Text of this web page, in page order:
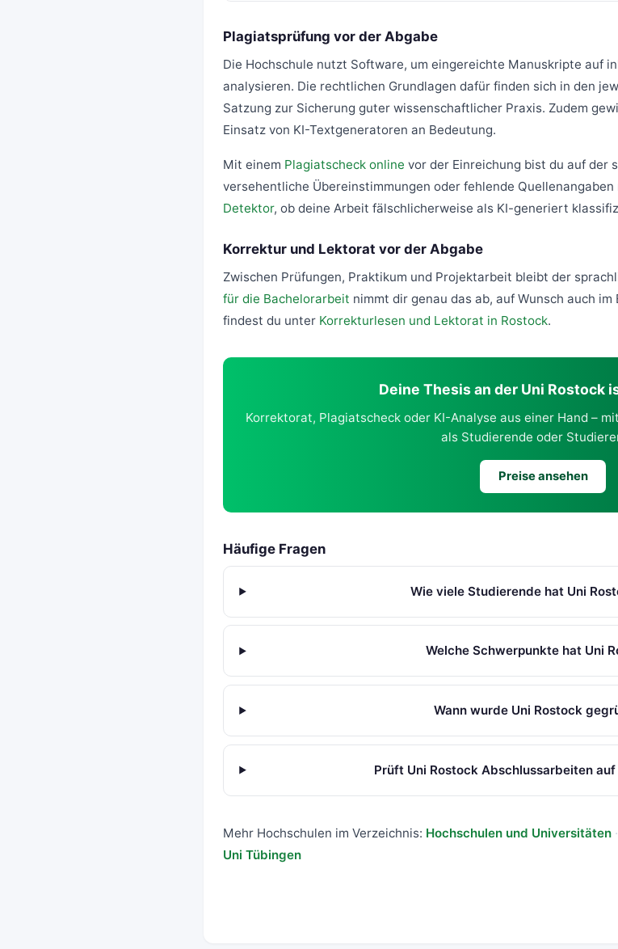
Plagiatsprüfung vor der Abgabe
Die Hochschule nutzt Software, um eingereichte Manuskripte auf
analysieren. Die rechtlichen Grundlagen dafür finden sich in den
Satzung zur Sicherung guter wissenschaftlicher Praxis. Zudem
Einsatz von KI-Textgeneratoren an Bedeutung.
Mit einem Plagiatscheck online vor der Einreichung bist du auf der
versehentliche Übereinstimmungen oder fehlende
Detektor, ob deine Arbeit fälschlicherweise als KI-generiert
Korrektur und Lektorat vor der Abgabe
Zwischen Prüfungen, Praktikum und Projektarbeit bleibt der
für die Bachelorarbeit nimmt dir genau das ab, auf Wunsch auch
findest du unter Korrekturlesen und Lektorat in Rostock.
Deine Thesis an der Uni Rostock
Korrektorat, Plagiatscheck oder KI-Analyse aus einer Hand –
als Studierende oder
Preise ansehen
Häufige Fragen
Wie viele Studierende hat Uni
Welche Schwerpunkte hat Uni
Wann wurde Uni Rostock
Prüft Uni Rostock Abschlussarbeiten auf
Mehr Hochschulen im Verzeichnis: Hochschulen und Universitäten ·
Uni Tübingen